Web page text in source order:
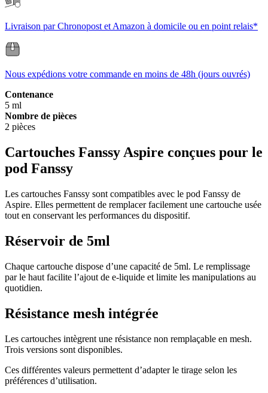
Livraison par Chronopost et Amazon à domicile ou en point relais*
Nous expédions votre commande en moins de 48h (jours ouvrés)
Contenance
5 ml
Nombre de pièces
2 pièces
Cartouches Fanssy Aspire conçues pour le
pod Fanssy
Les cartouches Fanssy sont compatibles avec le pod Fanssy de
Aspire. Elles permettent de remplacer facilement une cartouche usée
tout en conservant les performances du dispositif.
Réservoir de 5ml
Chaque cartouche dispose d’une capacité de 5ml. Le remplissage
par le haut facilite l’ajout de e-liquide et limite les manipulations au
quotidien.
Résistance mesh intégrée
Les cartouches intègrent une résistance non remplaçable en mesh.
Trois versions sont disponibles.
Ces différentes valeurs permettent d’adapter le tirage selon les
préférences d’utilisation.